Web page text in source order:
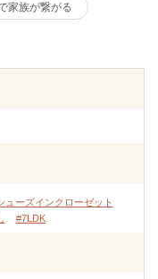
家族が繋がる
ューズインクローゼット
#7LDK